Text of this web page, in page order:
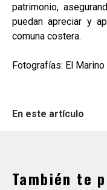
patrimonio,
puedan apreciar y
comuna costera.
Fotografías: El Marino
En este artículo
También te